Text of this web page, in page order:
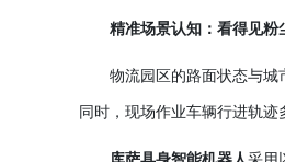
精准场景认知：看得见
物流园区的路面状态与城
同时，现场作业车辆行进轨迹